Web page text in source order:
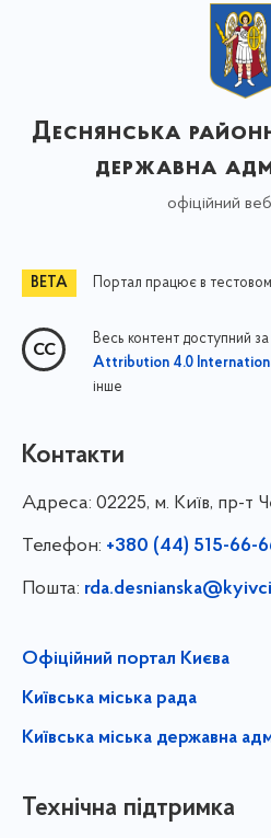
Деснянська
державна
офіційний
Портал працює в
Весь контент доступний за
Attribution 4.0
інше
Контакти
Адреса: 02225, м. Київ, пр-т
Телефон: +380 (44) 515-66-
Пошта:
Офіційний портал Києва
Київська міська рада
Київська міська державна
Технічна підтримка